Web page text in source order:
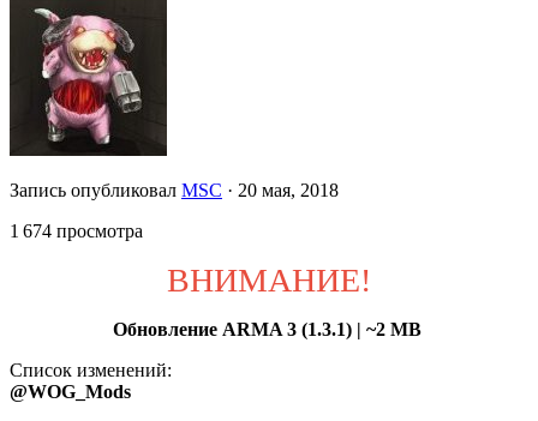
Запись опубликовал MSC · 20 мая, 2018
1 674 просмотра
ВНИМАНИЕ!
Обновление ARMA 3 (1.3.1) | ~2 MB
Список изменений:
@WOG_Mods